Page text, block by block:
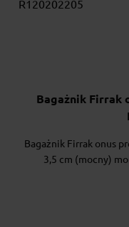
Bagażnik Firrak
Bagażnik Firrak onus
3,5 cm (mocny)